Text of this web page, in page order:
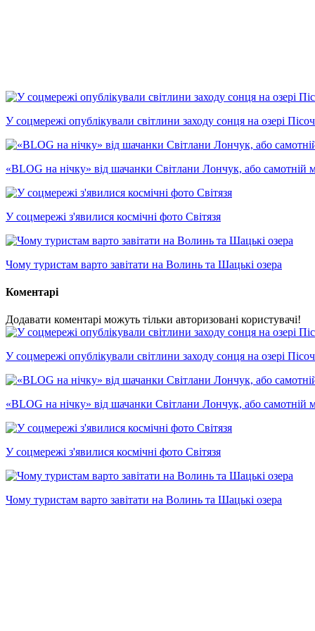
У соцмережі опублікували світлини заходу сонця на озері
«BLOG на нічку» від шачанки Світлани Лончук, або
У соцмережі з'явилися космічні фото Світязя
Чому туристам варто завітати на Волинь та Шацькі озера
Коментарі
Додавати коментарі можуть тільки авторизовані користувачі!
У соцмережі опублікували світлини заходу сонця на озері
«BLOG на нічку» від шачанки Світлани Лончук, або
У соцмережі з'явилися космічні фото Світязя
Чому туристам варто завітати на Волинь та Шацькі озера